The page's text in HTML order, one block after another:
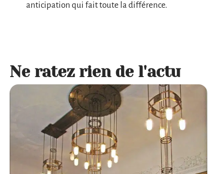
anticipation qui fait toute la différence.
Ne ratez rien de l'actu